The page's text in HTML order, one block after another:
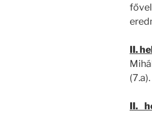
II.
(7.a).
II.